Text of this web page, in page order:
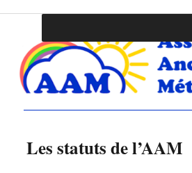
Les statuts de l’AAM